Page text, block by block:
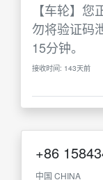
【车轮】
勿将验证码
15分钟。
接收时间: 143天前
+86
中国 CHINA